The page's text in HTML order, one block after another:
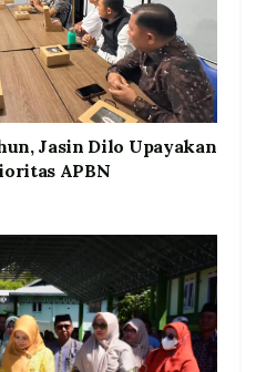
Jasin Dilo Upayakan
APBN